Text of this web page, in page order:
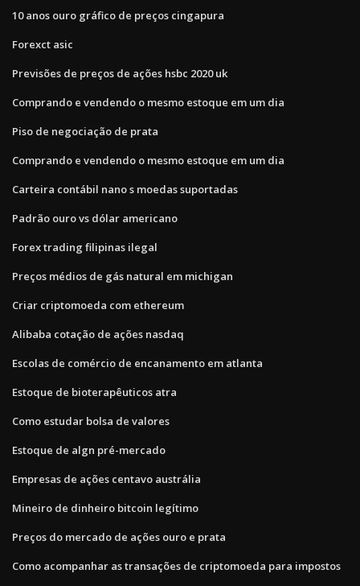
10 anos ouro gráfico de preços cingapura
Forexct asic
Previsões de preços de ações hsbc 2020 uk
Comprando e vendendo o mesmo estoque em um dia
Piso de negociação de prata
Comprando e vendendo o mesmo estoque em um dia
Carteira contábil nano s moedas suportadas
Padrão ouro vs dólar americano
Forex trading filipinas ilegal
Preços médios de gás natural em michigan
Criar criptomoeda com ethereum
Alibaba cotação de ações nasdaq
Escolas de comércio de encanamento em atlanta
Estoque de bioterapêuticos atra
Como estudar bolsa de valores
Estoque de algn pré-mercado
Empresas de ações centavo austrália
Mineiro de dinheiro bitcoin legítimo
Preços do mercado de ações ouro e prata
Como acompanhar as transações de criptomoeda para impostos